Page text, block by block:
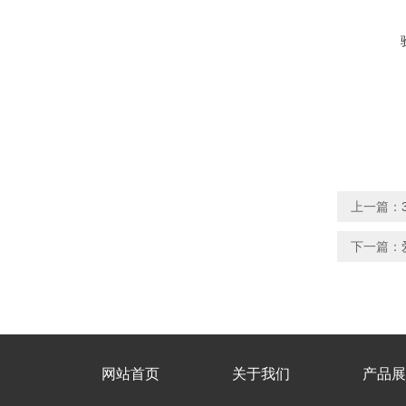
上一篇：
下一篇：
网站首页 关于我们 产品